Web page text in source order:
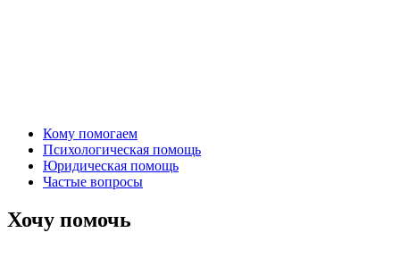
Кому помогаем
Психологическая помощь
Юридическая помощь
Частые вопросы
Хочу помочь